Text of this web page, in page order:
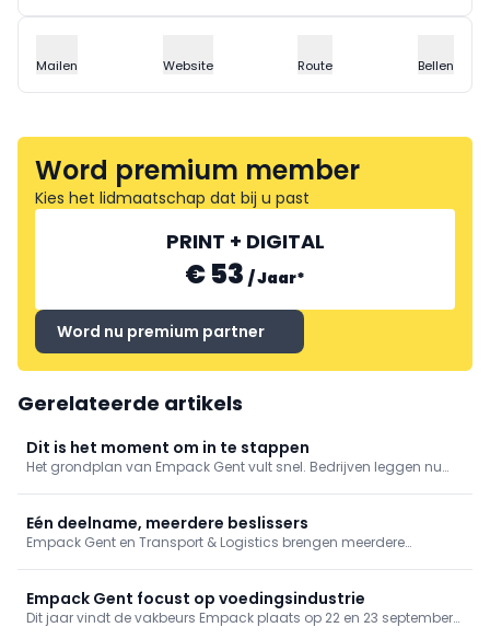
Mailen Website Route Bellen
Word premium member
Kies het lidmaatschap dat bij u past
PRINT + DIGITAL
€ 53 /Jaar*
Word nu premium partner
Gerelateerde artikels
Dit is het moment om in te stappen
Het grondplan van Empack Gent vult snel. Bedrijven leggen nu
Eén deelname, meerdere beslissers
Empack Gent en Transport & Logistics brengen meerdere
Empack Gent focust op voedingsindustrie
Dit jaar vindt de vakbeurs Empack plaats op 22 en 23 september